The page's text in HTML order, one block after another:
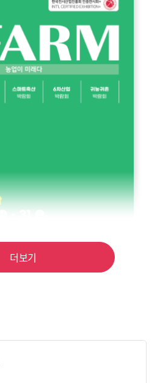
더보기